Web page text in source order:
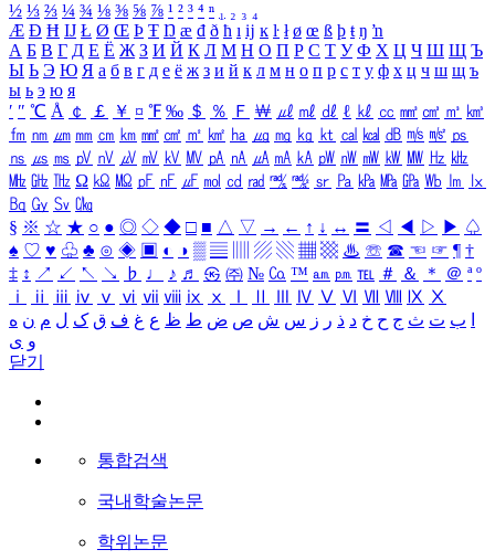
½ ⅓ ⅔ ¼ ¾ ⅛ ⅜ ⅝ ⅞ ¹ ² ³ ⁴ ⁿ ₁ ₂ ₃ ₄
Æ Ð Ħ Ĳ Ł Ø Œ Þ Ŧ Ŋ æ đ ð ħ ı ĳ ĸ ŀ ł ø œ ß þ ŧ ŋ ŉ
А Б В Г Д Е Ё Ж З И Й К Л М Н О П Р С Т У Ф Х Ц Ч Ш Щ Ъ
Ы Ь Э Ю Я а б в г д е ё ж з и й к л м н о п р с т у ф х ц ч ш щ ъ
ы ь э ю я
′ ″ ℃ Å ￠ ￡ ￥ ¤ ℉ ‰ ＄ ％ Ｆ ￦ ㎕ ㎖ ㎗ ℓ ㎘ ㏄ ㎣ ㎤ ㎥ ㎦
㎙ ㎚ ㎛ ㎜ ㎝ ㎞ ㎟ ㎠ ㎡ ㎢ ㏊ ㎍ ㎎ ㎏ ㏏ ㎈ ㎉ ㏈ ㎧ ㎨ ㎰
㎱ ㎲ ㎳ ㎴ ㎵ ㎶ ㎷ ㎸ ㎹ ㎀ ㎁ ㎂ ㎃ ㎄ ㎺ ㎻ ㎽ ㎾ ㎿ ㎐ ㎑
㎒ ㎓ ㎔ Ω ㏀ ㏁ ㎊ ㎋ ㎌ ㏖ ㏅ ㎭ ㎮ ㎯ ㏛ ㎩ ㎪ ㎫ ㎬ ㏝ ㏐
㏓
㏃ ㏉ ㏜ ㏆
§ ※ ☆ ★ ○ ● ◎ ◇ ◆ □ ■ △ ▽ → ← ↑ ↓ ↔ 〓 ◁ ◀ ▷ ▶ ♤
♠ ♡ ♥ ♧ ♣ ⊙ ◈ ▣ ◐ ◑ ▒ ▤ ▨ ▧ ▦ ▩ ♨ ☏ ☎ ☜ ☞ ¶ †
‡ ↕ ↗ ↙ ↖ ↘ ♭ ♩ ♪ ♬ ㉿ ㈜ № ㏇ ™ ㏂ ㏘ ℡ ＃ ＆ ＊ ＠ ª º
ⅰ
ⅱ ⅲ ⅳ ⅴ ⅵ ⅶ ⅷ ⅸ ⅹ Ⅳ Ⅴ Ⅵ Ⅶ Ⅷ Ⅸ Ⅹ
ب ت ث ج ح خ د ذ ر ز س ش ص ض ط ظ ع غ ف ق ک ل م ن ه
و ی
닫기
통합검색
국내학술논문
학위논문